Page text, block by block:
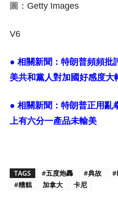
圖：Getty Images
V6
● 相關新聞： 特朗普頻頻批
美共和黨人對加國好感度大
● 相關新聞： 特朗普正用亂
上有六分一產品未輸美
TAGS #五度炮轟 #典故 #
#糟糕
加拿大 卡尼